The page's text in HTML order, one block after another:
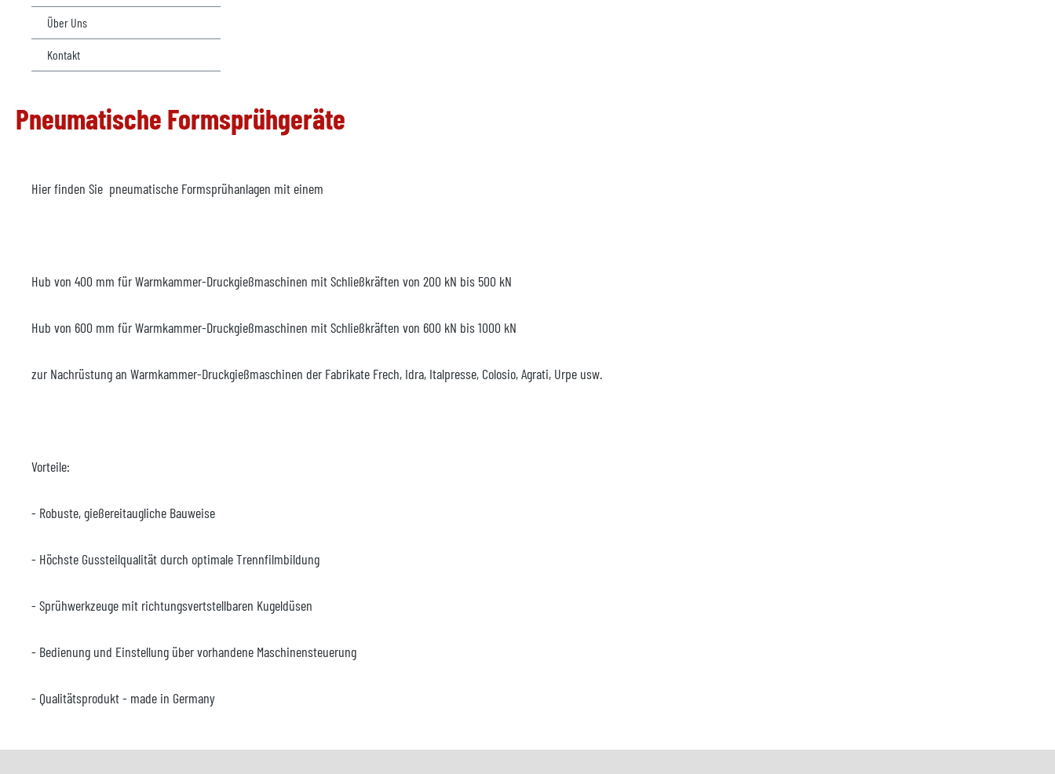
Über Uns
Kontakt
Pneumatische Formsprühgeräte
Hier finden Sie pneumatische Formsprühanlagen mit einem
Hub von 400 mm für Warmkammer-Druckgießmaschinen mit Schließkräften von 200 kN bis 500 kN
Hub von 600 mm für Warmkammer-Druckgießmaschinen mit Schließkräften von 600 kN bis 1000 kN
zur Nachrüstung an Warmkammer-Druckgießmaschinen der Fabrikate Frech, Idra, Italpresse, Colosio, Agrati, Urpe usw.
Vorteile:
- Robuste, gießereitaugliche Bauweise
- Höchste Gussteilqualität durch optimale Trennfilmbildung
- Sprühwerkzeuge mit richtungsvertstellbaren Kugeldüsen
- Bedienung und Einstellung über vorhandene Maschinensteuerung
- Qualitätsprodukt - made in Germany